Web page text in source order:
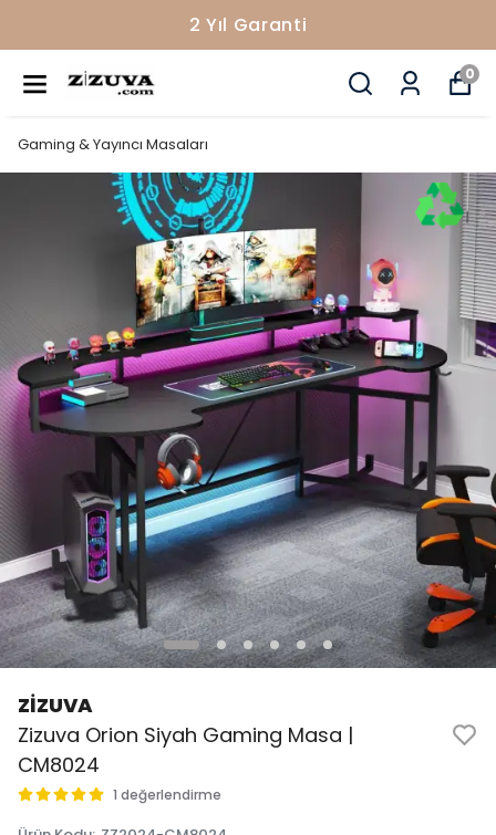
2 Yıl Garanti
0
Gaming & Yayıncı Masaları
ZİZUVA
Zizuva Orion Siyah Gaming Masa |
CM8024
1 değerlendirme